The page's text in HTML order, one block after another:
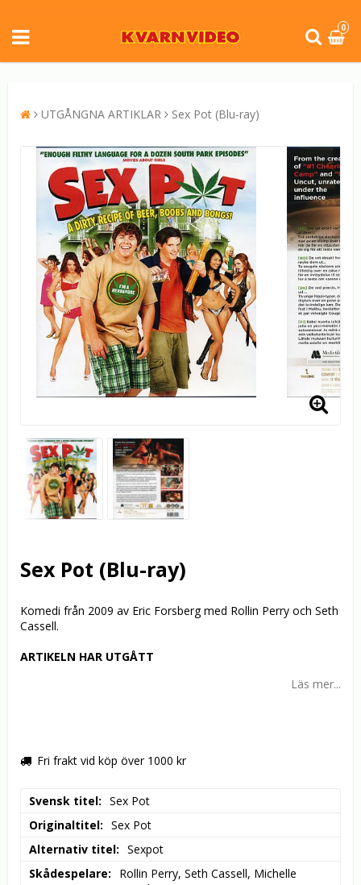
0
UTGÅNGNA ARTIKLAR Sex Pot (Blu-ray)
Sex Pot (Blu-ray)
Komedi från 2009 av Eric Forsberg med Rollin Perry och Seth
Cassell.
ARTIKELN HAR UTGÅTT
Läs mer...
Fri frakt vid köp över 1000 kr
Svensk titel
Sex Pot
Originaltitel
Sex Pot
Alternativ titel
Sexpot
Skådespelare
Rollin Perry, Seth Cassell, Michelle